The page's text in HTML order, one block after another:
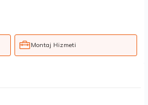
Montaj Hizmeti